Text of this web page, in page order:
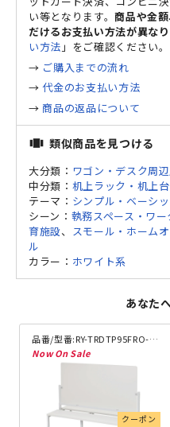
い等となります。商品や金
だけるお支払い方法が異な
い方法 」をご確認ください。
→ ご購入までの流れ
→代金のお支払い方法
→ 商品の返品について
view_carousel 類似商品を見つける
大分類： ワゴン・デスク周
中分類： 机上ラック・机上
テーマ： シンプル・ベーシ
シーン： 執務スペース・ワー
育施設、 スモール・ホーム
ル
カラー： ホワイト系
あなた
品番/型番:RY-TRDTP95FRO-NC-WH
クーポン